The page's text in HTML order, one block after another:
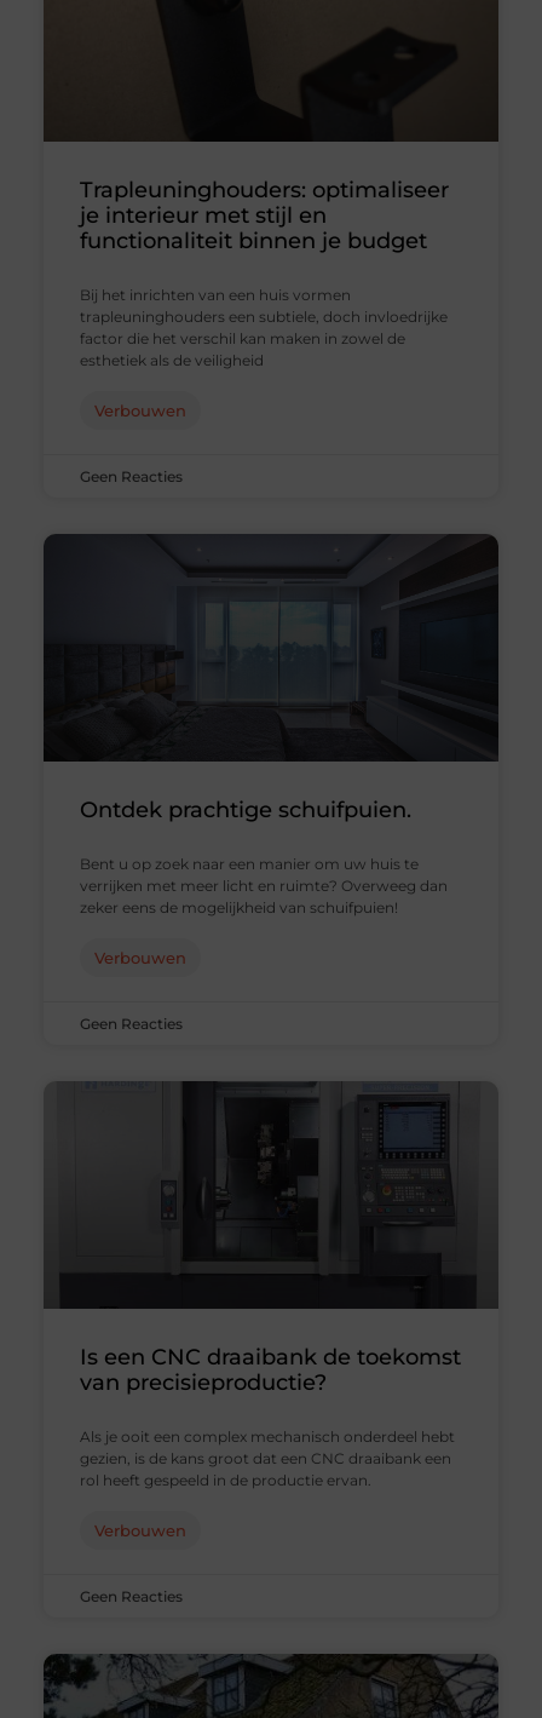
Trapleuninghouders: optimaliseer
je interieur met stijl en
functionaliteit binnen je budget
Bij het inrichten van een huis vormen
trapleuninghouders een subtiele, doch invloedrijke
factor die het verschil kan maken in zowel de
esthetiek als de veiligheid
Verbouwen
Geen Reacties
Ontdek prachtige schuifpuien.
Bent u op zoek naar een manier om uw huis te
verrijken met meer licht en ruimte? Overweeg dan
zeker eens de mogelijkheid van schuifpuien!
Verbouwen
Geen Reacties
Is een CNC draaibank de toekomst
van precisieproductie?
Als je ooit een complex mechanisch onderdeel hebt
gezien, is de kans groot dat een CNC draaibank een
rol heeft gespeeld in de productie ervan.
Verbouwen
Geen Reacties